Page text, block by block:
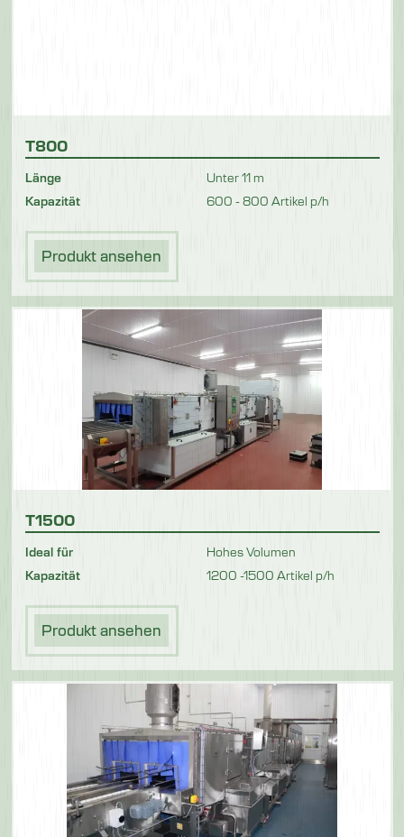
T800
Länge
Unter 11 m
Kapazität
600 - 800 Artikel p/h
Produkt ansehen
T1500
Ideal für
Hohes Volumen
Kapazität
1200 -1500 Artikel p/h
Produkt ansehen